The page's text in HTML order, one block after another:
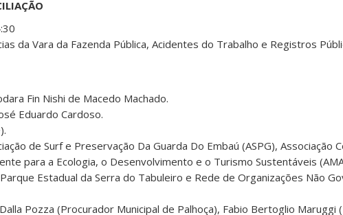
da Vara da Fazenda Pública, Acidentes do Trabalho e Registros
Fin Nishi de Macedo Machado.
Eduardo Cardoso.
de Surf e Preservação Da Guarda Do Embaú (ASPG), Associação
para a Ecologia, o Desenvolvimento e o Turismo Sustentáveis
Estadual da Serra do Tabuleiro e Rede de Organizações Não
Pozza (Procurador Municipal de Palhoça), Fabio Bertoglio Maruggi